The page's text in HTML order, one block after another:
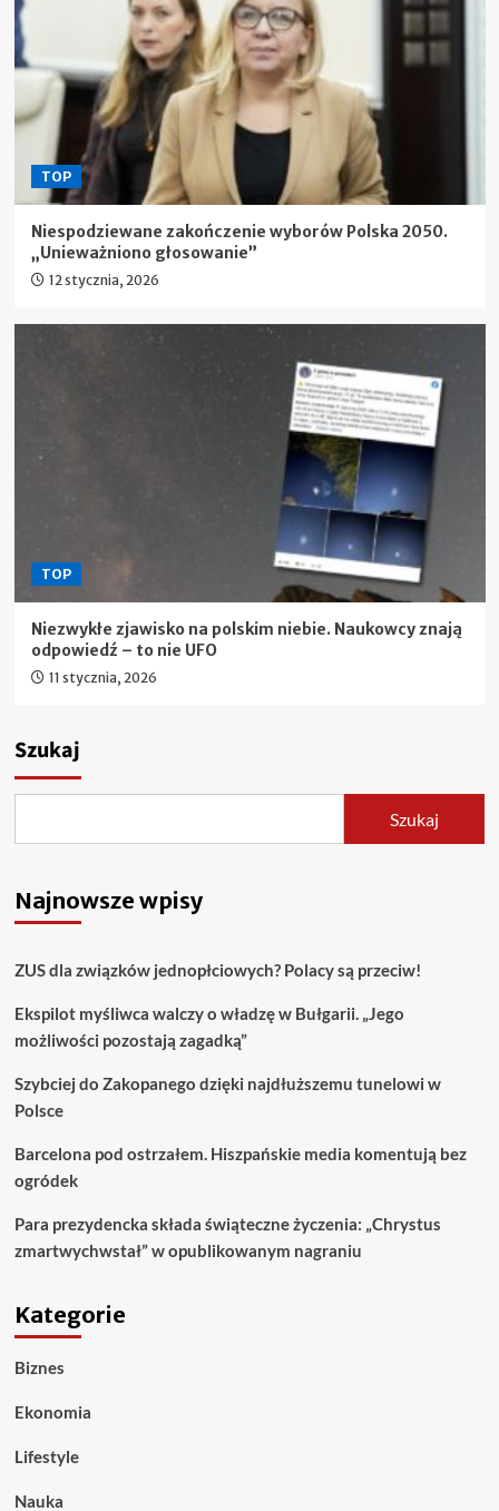
TOP
Niespodziewane zakończenie wyborów Polska 2050.
„Unieważniono głosowanie”
12 stycznia, 2026
TOP
Niezwykłe zjawisko na polskim niebie. Naukowcy znają
odpowiedź – to nie UFO
11 stycznia, 2026
Szukaj
Szukaj
Najnowsze wpisy
ZUS dla związków jednopłciowych? Polacy są przeciw!
Ekspilot myśliwca walczy o władzę w Bułgarii. „Jego
możliwości pozostają zagadką”
Szybciej do Zakopanego dzięki najdłuższemu tunelowi w
Polsce
Barcelona pod ostrzałem. Hiszpańskie media komentują bez
ogródek
Para prezydencka składa świąteczne życzenia: „Chrystus
zmartwychwstał” w opublikowanym nagraniu
Kategorie
Biznes
Ekonomia
Lifestyle
Nauka